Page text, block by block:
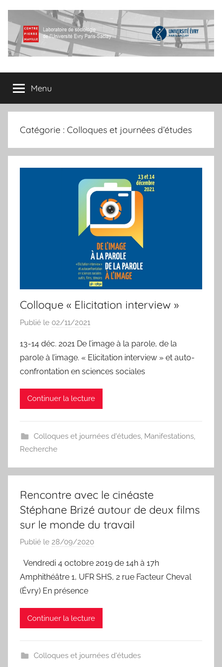
au
contenu
Centre
Pierre
Naville
sociologie
de
l'Université
Evry
Saclay
Menu
Catégorie : Colloques et journées d’études
Colloque « Elicitation interview »
Publié le 02/11/2021
r
I
s
a
b
a
e
13-14 déc. 2021 De l’image à la parole, de la
parole à l’image. « Elicitation interview » et auto-
confrontation en sciences sociales
Continuer la lecture
Colloques et journées d'études, Manifestations,
Recherche
Rencontre avec le cinéaste
Stéphane Brizé autour de deux films
sur le monde du travail
Publié le 28/09/2020
r
N
s
s
C
Vendredi 4 octobre 2019 de 14h à 17h
Amphithéâtre 1, UFR SHS, 2 rue Facteur Cheval
(Évry) En présence
Continuer la lecture
Colloques et journées d'études